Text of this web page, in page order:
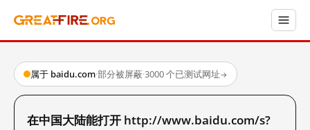
属于 baidu.com·部分被屏蔽·3000 个已测试网址→
在中国大陆能打开 http://www.baidu.com/s?